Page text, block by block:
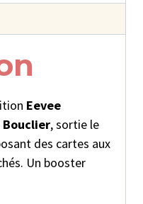
Eevee
Bouclier, sortie le
des cartes aux
Un booster